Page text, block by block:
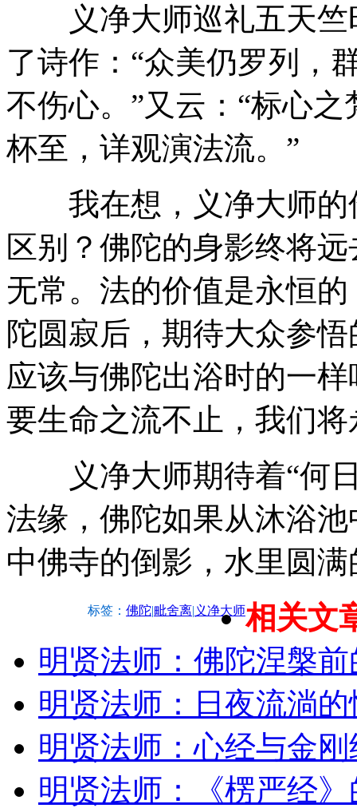
义净大师巡礼五天竺
了诗作：“众美仍罗列，
不伤心。”又云：“标心
杯至，详观演法流。”
我在想，义净大师的
区别？佛陀的身影终将
无常。法的价值是永恒
陀圆寂后，期待大众参
应该与佛陀出浴时的一
要生命之流不止，我们
义净大师期待着“何日
法缘，佛陀如果从沐浴
中佛寺的倒影，水里圆
标签： 佛陀|毗舍离| 义净大师相关文
明贤法师：佛陀涅槃
明贤法师：日夜流淌的
明贤法师：心经与金
明贤法师：《楞严经